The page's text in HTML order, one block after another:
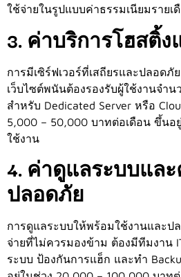
ใช้จ่ายในรูปแบบค่าธรรมเนียมรายเ
3. ค่าบริการโฮสติ้ง
การมีเซิร์ฟเวอร์ที่เสถียรและปลอดภั
เว็บไซต์พนันต้องรองรับผู้ใช้งานจำ
สำหรับ Dedicated Server หรือ
5,000 – 50,000 บาทต่อเดือน ขึ้นอ
ใช้งาน
4. ค่าดูแลระบบแล
ปลอดภัย
การดูแลระบบให้พร้อมใช้งานและป
จ่ายที่ไม่ควรมองข้าม ต้องมีทีมงาน
ระบบ ป้องกันการแฮ็ก และทำ